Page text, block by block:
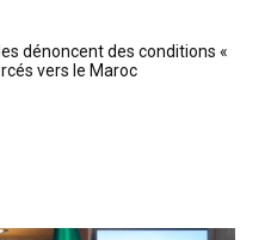
dénoncent des conditions «
vers le Maroc